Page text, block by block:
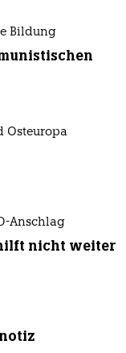
Bildung
Osteuropa
Anschlag
nicht weiter